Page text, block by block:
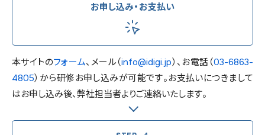
お申し込み・お支払い
本サイトのフォーム、メール（info@idigi.jp）、お電話（03-6863-
4805）から研修お申し込みが可能です。お支払いにつきまして
はお申し込み後、弊社担当者よりご連絡いたします。